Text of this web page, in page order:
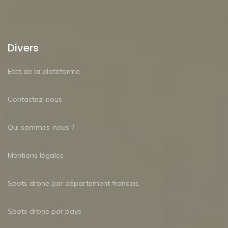
Divers
Etat de la plateforme
Contactez-nous
Qui sommes-nous ?
Mentions légales
Spots drone par département francais
Spots drone par pays